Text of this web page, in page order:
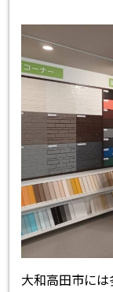
大和高田市には